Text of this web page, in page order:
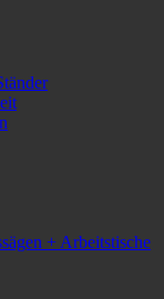
+ Arbeitstische